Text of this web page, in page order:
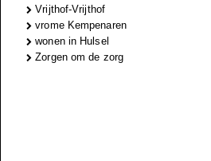
Vrijthof-Vrijthof
vrome Kempenaren
wonen in Hulsel
Zorgen om de zorg